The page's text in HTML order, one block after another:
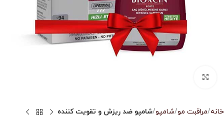
خانه مراقبت مو شامپو شامپو ضد ریزش و تقویت کننده